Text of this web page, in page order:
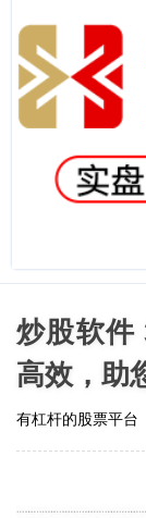
炒股软件
高效，助
有杠杆的股票平台